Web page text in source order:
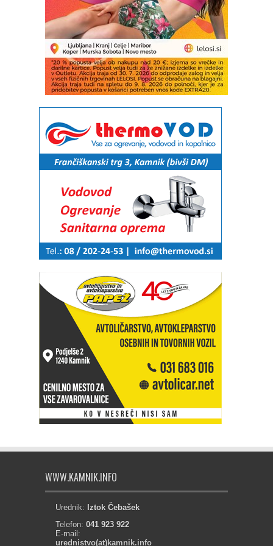
WWW.KAMNIK.INFO
Urednik: Iztok Čebašek
Telefon: 041 923 922
E-mail:
urednistvo(at)kamnik.info